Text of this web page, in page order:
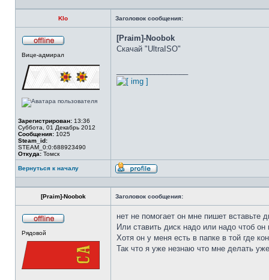
Klo Заголовок сообщения:
Вице-адмирал
Зарегистрирован: 13:36
Суббота, 01 Декабрь 2012
Сообщения: 1025
Steam_id:
STEAM_0:0:688923490
Откуда: Томск
[Praim]-Noobok
Скачай "UltraISO"
Вернуться к началу
Профиль
[Praim]-Noobok Заголовок сообщения:
сети
Рядовой
нет не помогает он мне пишет
Или ставить диск надо или надо чтоб
Хотя он у меня есть в папке в той где
Так что я уже незнаю что мне делать